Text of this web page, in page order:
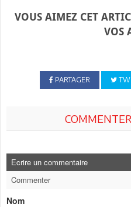
VOUS AIMEZ CET
VOS
PARTAGER
Ecrire un commentaire
Commenter
Nom